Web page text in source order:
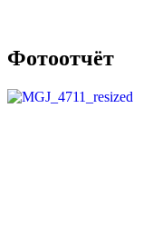
Фотоотчёт